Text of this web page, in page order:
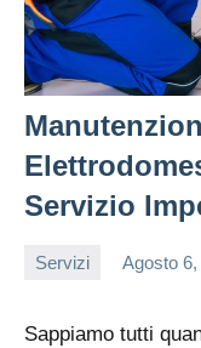
Servizio
Servizi Agosto 6,
Sappiamo tutti